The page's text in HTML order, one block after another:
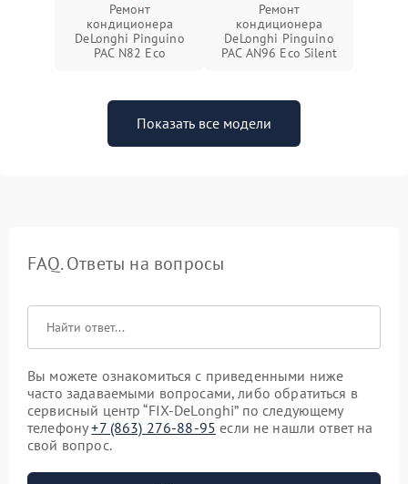
Ремонт
кондиционера
DeLonghi Pinguino
PAC N82 Eco
Ремонт
кондиционера
DeLonghi Pinguino
PAC AN96 Eco Silent
Показать все модели
FAQ. Ответы на вопросы
Вы можете ознакомиться с приведенными ниже
часто задаваемыми вопросами, либо обратиться в
сервисный центр “FIX-DeLonghi” по следующему
телефону+7 (863) 276-88-95 если не нашли ответ на
свой вопрос.